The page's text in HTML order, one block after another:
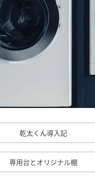
乾太くん導⼊記
専用台とオリジナル棚